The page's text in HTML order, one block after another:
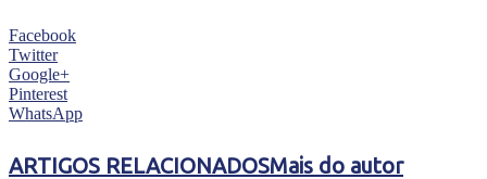
Facebook
Twitter
Google+
Pinterest
WhatsApp
ARTIGOS RELACIONADOSMais do autor